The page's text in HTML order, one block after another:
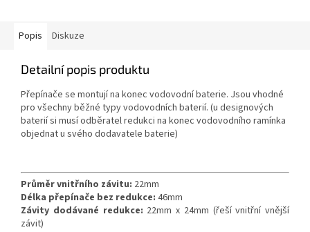
Popis Diskuze
Detailní popis produktu
Přepínače se montují na konec vodovodní baterie. Jsou vhodné
pro všechny běžné typy vodovodních baterií. (u designových
baterií si musí odběratel redukci na konec vodovodního ramínka
objednat u svého dodavatele baterie)
Průměr vnitřního závitu: 22mm
Délka přepínače bez redukce: 46mm
Závity dodávané redukce: 22mm x 24mm (řeší vnitřní vnější
závit)